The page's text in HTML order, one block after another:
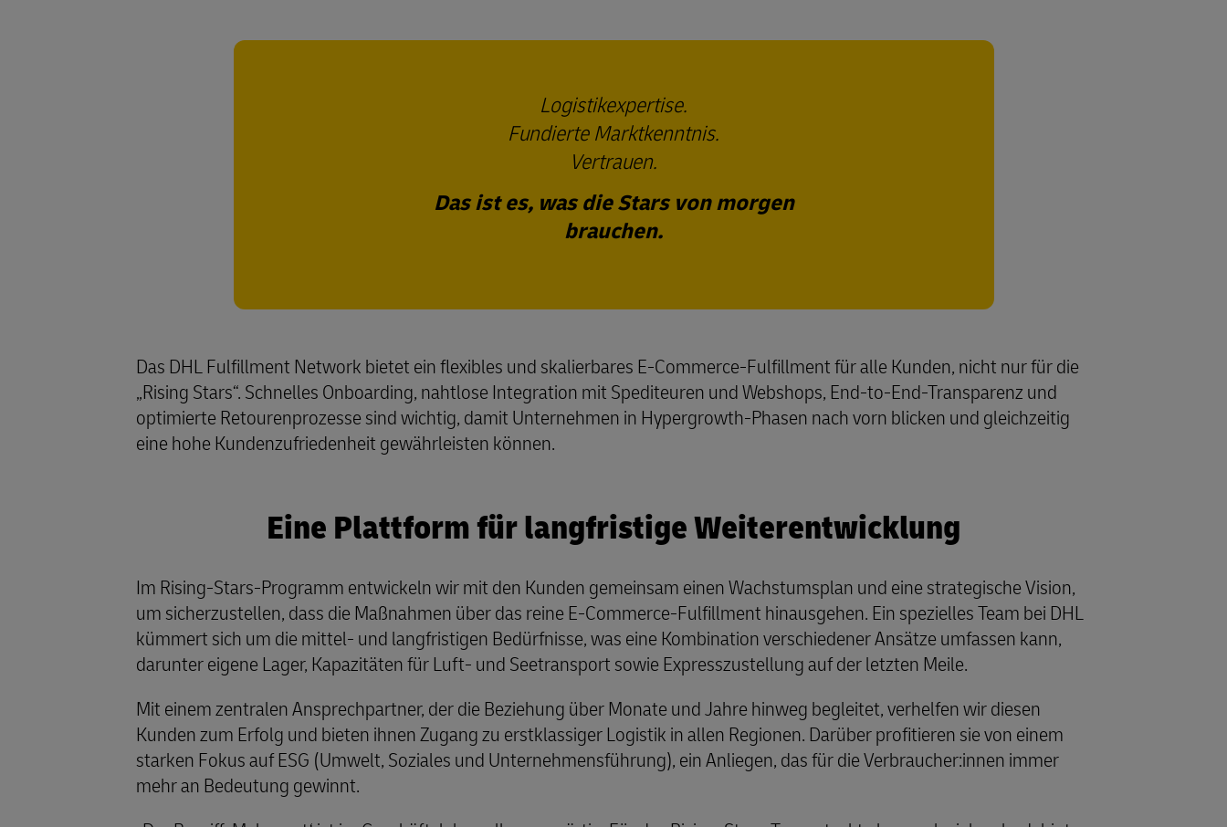
Logistikexpertise.
Fundierte Marktkenntnis.
Vertrauen.
Das ist es, was die Stars von morgen
brauchen.
Das DHL Fulfillment Network bietet ein flexibles und skalierbares E-Commerce-Fulfillment für alle Kunden, nicht nur für die
„Rising Stars“. Schnelles Onboarding, nahtlose Integration mit Spediteuren und Webshops, End-to-End-Transparenz und
optimierte Retourenprozesse sind wichtig, damit Unternehmen in Hypergrowth-Phasen nach vorn blicken und gleichzeitig
eine hohe Kundenzufriedenheit gewährleisten können.
Eine Plattform für langfristige Weiterentwicklung
Im Rising-Stars-Programm entwickeln wir mit den Kunden gemeinsam einen Wachstumsplan und eine strategische Vision,
um sicherzustellen, dass die Maßnahmen über das reine E-Commerce-Fulfillment hinausgehen. Ein spezielles Team bei DHL
kümmert sich um die mittel- und langfristigen Bedürfnisse, was eine Kombination verschiedener Ansätze umfassen kann,
darunter eigene Lager, Kapazitäten für Luft- und Seetransport sowie Expresszustellung auf der letzten Meile.
Mit einem zentralen Ansprechpartner, der die Beziehung über Monate und Jahre hinweg begleitet, verhelfen wir diesen
Kunden zum Erfolg und bieten ihnen Zugang zu erstklassiger Logistik in allen Regionen. Darüber profitieren sie von einem
starken Fokus auf ESG (Umwelt, Soziales und Unternehmensführung), ein Anliegen, das für die Verbraucher:innen immer
mehr an Bedeutung gewinnt.